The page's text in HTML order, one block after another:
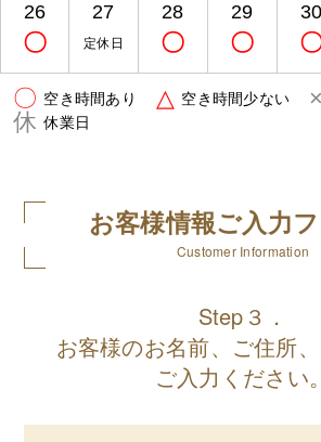
26
〇
27
定休日
28
〇
29
〇
30
〇 空き時間あり △ 空き時間少ない ×
休 休業日
お客様情報ご入力
Customer Information
Step３．
お客様のお名前、ご住所
ご入力ください。